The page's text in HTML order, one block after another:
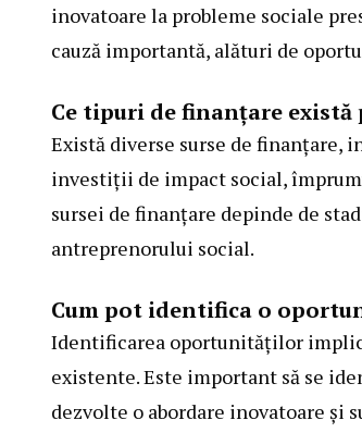
inovatoare la probleme sociale
cauză importantă, alături de
Ce tipuri de finanțare
Există diverse surse de
investiții de impact social,
sursei de finanțare depinde de
antreprenorului social.
Cum pot identifica o
Identificarea oportunităților
existente. Este important să se
dezvolte o abordare inovatoare și